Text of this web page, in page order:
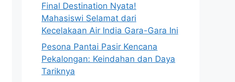
Final Destination Nyata!
Mahasiswi Selamat dari
Kecelakaan Air India Gara-Gara Ini
Pesona Pantai Pasir Kencana
Pekalongan: Keindahan dan Daya
Tariknya